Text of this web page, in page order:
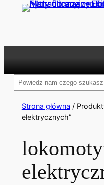
Przejdź
Szukaj
Strona główna /
elektrycznych”